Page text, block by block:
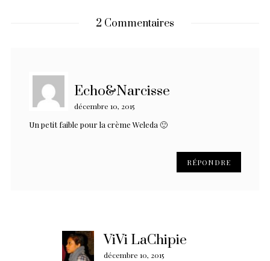
2 Commentaires
Echo&Narcisse
décembre 10, 2015
Un petit faible pour la crème Weleda 🙂
RÉPONDRE
ViVi LaChipie
décembre 10, 2015